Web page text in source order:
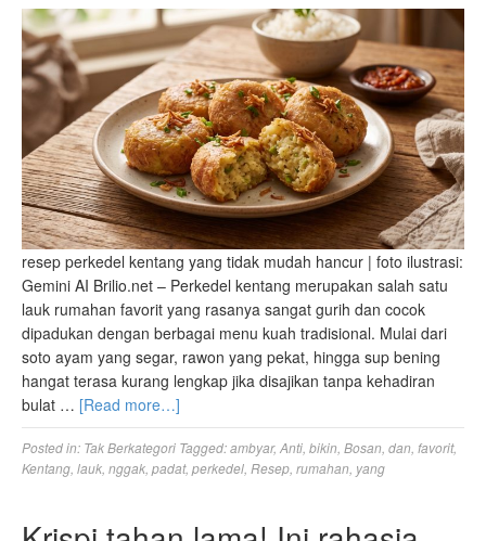
resep perkedel kentang yang tidak mudah hancur | foto ilustrasi:
Gemini AI Brilio.net – Perkedel kentang merupakan salah satu
lauk rumahan favorit yang rasanya sangat gurih dan cocok
dipadukan dengan berbagai menu kuah tradisional. Mulai dari
soto ayam yang segar, rawon yang pekat, hingga sup bening
hangat terasa kurang lengkap jika disajikan tanpa kehadiran
bulat … [Read more…]
Posted in: Tak Berkategori Tagged:ambyar, Anti, bikin, Bosan, dan, favorit,
Kentang, lauk, nggak, padat, perkedel, Resep, rumahan, yang